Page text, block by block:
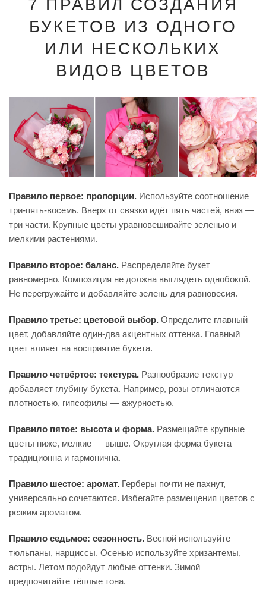
7 ПРАВИЛ СОЗДАНИЯ
БУКЕТОВ ИЗ ОДНОГО
ИЛИ НЕСКОЛЬКИХ
ВИДОВ ЦВЕТОВ
Правило первое: пропорции. Используйте соотношение
три-пять-восемь. Вверх от связки идёт пять частей, вниз —
три части. Крупные цветы уравновешивайте зеленью и
мелкими растениями.
Правило второе: баланс. Распределяйте букет
равномерно. Композиция не должна выглядеть однобокой.
Не перегружайте и добавляйте зелень для равновесия.
Правило третье: цветовой выбор. Определите главный
цвет, добавляйте один-два акцентных оттенка. Главный
цвет влияет на восприятие букета.
Правило четвёртое: текстура. Разнообразие текстур
добавляет глубину букета. Например, розы отличаются
плотностью, гипсофилы — ажурностью.
Правило пятое: высота и форма. Размещайте крупные
цветы ниже, мелкие — выше. Округлая форма букета
традиционна и гармонична.
Правило шестое: аромат. Герберы почти не пахнут,
универсально сочетаются. Избегайте размещения цветов с
резким ароматом.
Правило седьмое: сезонность. Весной используйте
тюльпаны, нарциссы. Осенью используйте хризантемы,
астры. Летом подойдут любые оттенки. Зимой
предпочитайте тёплые тона.